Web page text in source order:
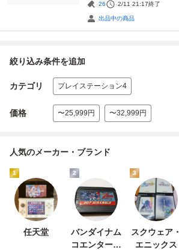
26 2/11 21:17終了
出品中の商品
絞り込み条件を追加
カテゴリ プレイステーション4
価格 〜25,999円 〜32,999円
人気のメーカー・ブランド
1
任天堂
2
バンダイナム
コエンターテ
3
スクウェア・
エニックス